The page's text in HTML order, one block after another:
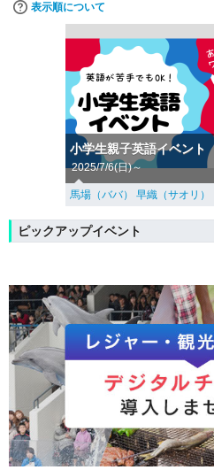
表示順について
小学生親子英語イベント
2025/7/6(日)～
馬場（ババ） 早織（サオリ）
ピックアップイベント